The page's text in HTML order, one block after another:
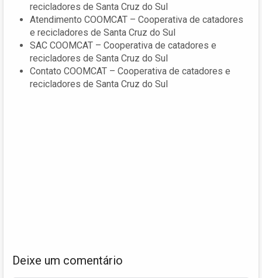
recicladores de Santa Cruz do Sul
Atendimento COOMCAT – Cooperativa de catadores
e recicladores de Santa Cruz do Sul
SAC COOMCAT – Cooperativa de catadores e
recicladores de Santa Cruz do Sul
Contato COOMCAT – Cooperativa de catadores e
recicladores de Santa Cruz do Sul
Deixe um comentário